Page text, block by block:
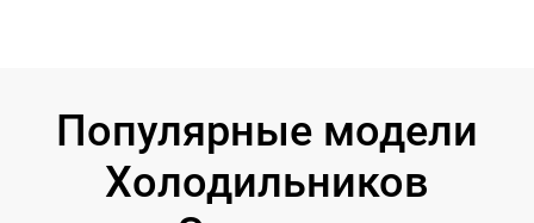
Популярные модели
Холодильников